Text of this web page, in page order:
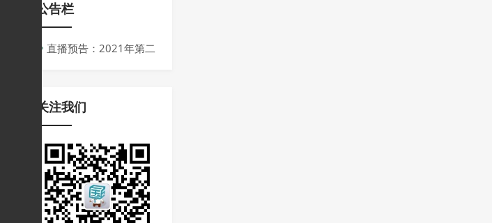
公告栏
直播预告：2021年第二
挑战与应对
关注我们